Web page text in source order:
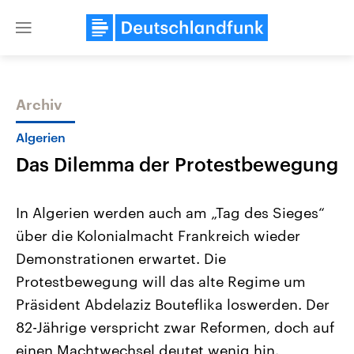
Close
Themen
Landtagswahl Sachsen-Anhalt
2026
Alle Informationen
Sachsen-Anhalt wählt am 6.
September 2026 einen neuen
Landtag. Seit 2021 wird das
Bundesland von einer Koalition aus
USA
Aktuelle Beiträge,
Hintergründe
Wirtschaftlich und
gehören die Vereinigten
den mächtigsten Ländern
mit großem Einfluss auf
Archiv
Algerien
Das Dilemma der Protestbewegung
In Algerien werden auch am „Tag des Sieges“
über die Kolonialmacht Frankreich wieder
Demonstrationen erwartet. Die
Protestbewegung will das alte Regime um
Präsident Abdelaziz Bouteflika loswerden. Der
82-Jährige verspricht zwar Reformen, doch auf
einen Machtwechsel deutet wenig hin.